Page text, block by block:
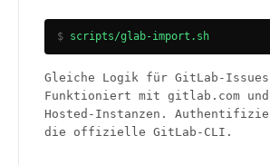
scripts/glab-import.sh
Gleiche Logik für GitLab-
Funktioniert mit gitlab.com
Hosted-Instanzen.
die offizielle GitLab-CLI.